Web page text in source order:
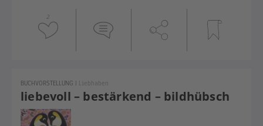
2
liebevoll – bestärkend – bildhübsch
BUCHVORSTELLUNG | Liebhaben